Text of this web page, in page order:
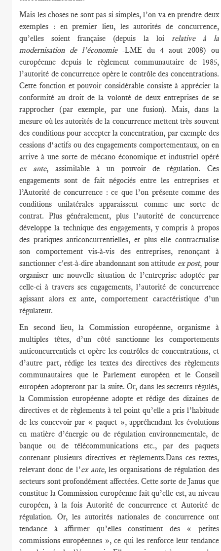
Mais les choses ne sont pas si simples, l’on va en prendre deux
exemples : en premier lieu, les autorités de concurrence,
qu’elles soient française (depuis la loi relative à la
modernisation de l’économie-LME du 4 aout 2008) ou
européenne depuis le règlement communautaire de 1985,
l’autorité de concurrence opère le contrôle des concentrations.
Cette fonction et pouvoir considérable consiste à apprécier la
conformité au droit de la volonté de deux entreprises de se
rapprocher (par exemple, par une fusion). Mais, dans la
mesure où les autorités de la concurrence mettent très souvent
des conditions pour accepter la concentration, par exemple des
cessions d‘actifs ou des engagements comportementaux, on en
arrive à une sorte de mécano économique et industriel opéré
ex ante, assimilable à un pouvoir de régulation. Ces
engagements sont de fait négociés entre les entreprises et
l’Autorité de concurrence : ce que l’on présente comme des
conditions unilatérales apparaissent comme une sorte de
contrat. Plus généralement, plus l’autorité de concurrence
développe la technique des engagements, y compris à propos
des pratiques anticoncurrentielles, et plus elle contractualise
son comportement vis-à-vis des entreprises, renonçant à
sanctionner c'est-à-dire abandonnant son attitude ex post, pour
organiser une nouvelle situation de l’entreprise adoptée par
celle-ci à travers ses engagements, l’autorité de concurrence
agissant alors ex ante, comportement caractéristique d’un
régulateur.
En second lieu, la Commission européenne, organisme à
multiples têtes, d’un côté sanctionne les comportements
anticoncurrentiels et opère les contrôles de concentrations, et
d’autre part, rédige les textes des directives des règlements
communautaires que le Parlement européen et le Conseil
européen adopteront par la suite. Or, dans les secteurs régulés,
la Commission européenne adopte et rédige des dizaines de
directives et de règlements à tel point qu’elle a pris l’habitude
de les concevoir par « paquet », appréhendant les évolutions
en matière d’énergie ou de régulation environnementale, de
banque ou de télécommunications etc., par des paquets
contenant plusieurs directives et règlements.Dans ces textes,
relevant donc de l’ex ante, les organisations de régulation des
secteurs sont profondément affectées. Cette sorte de Janus que
constitue la Commission européenne fait qu’elle est, au niveau
européen, à la fois Autorité de concurrence et Autorité de
régulation. Or, les autorités nationales de concurrence ont
tendance à affirmer qu’elles constituent des « petites
commissions européennes », ce qui les renforce leur tendance